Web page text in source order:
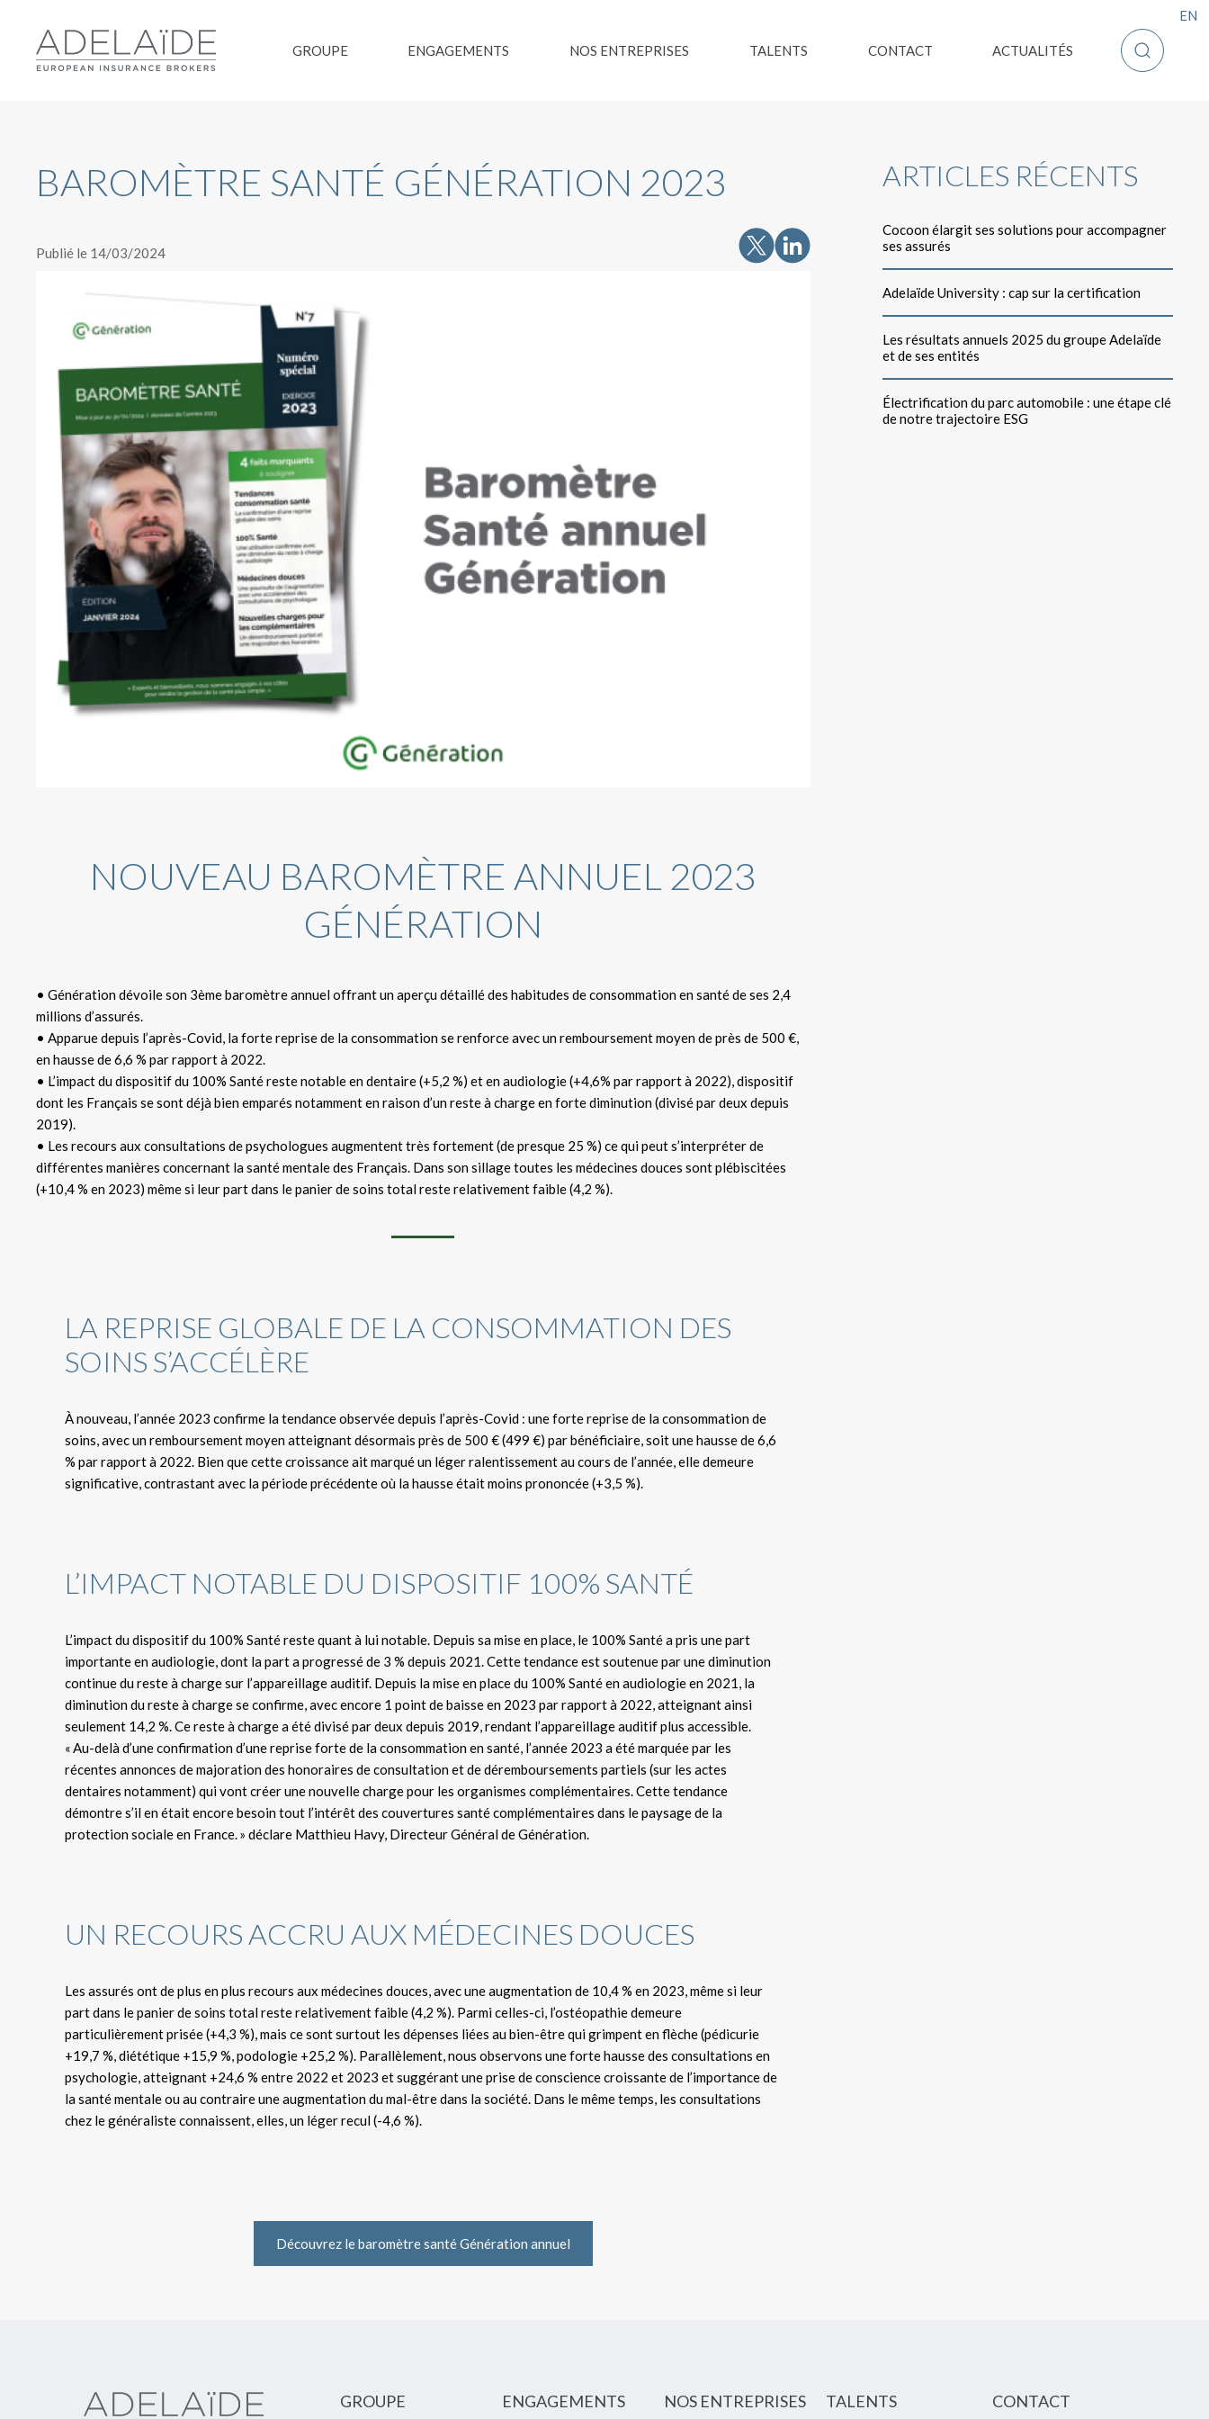
EN
GROUPE ENGAGEMENTS NOS ENTREPRISES TALENTS CONTACT ACTUALITÉS
Afficher la
BAROMÈTRE SANTÉ GÉNÉRATION 2023
Publié le 14/03/2024
NOUVEAU BAROMÈTRE ANNUEL 2023
GÉNÉRATION
• Génération dévoile son 3ème baromètre annuel offrant un aperçu détaillé des habitudes de consommation en santé de ses 2,4
millions d’assurés.
• Apparue depuis l’après-Covid, la forte reprise de la consommation se renforce avec un remboursement moyen de près de 500 €,
en hausse de 6,6 % par rapport à 2022.
• L’impact du dispositif du 100% Santé reste notable en dentaire (+5,2 %) et en audiologie (+4,6% par rapport à 2022), dispositif
dont les Français se sont déjà bien emparés notamment en raison d’un reste à charge en forte diminution (divisé par deux depuis
2019).
• Les recours aux consultations de psychologues augmentent très fortement (de presque 25 %) ce qui peut s’interpréter de
différentes manières concernant la santé mentale des Français. Dans son sillage toutes les médecines douces sont plébiscitées
(+10,4 % en 2023) même si leur part dans le panier de soins total reste relativement faible (4,2 %).
LA REPRISE GLOBALE DE LA CONSOMMATION DES
SOINS S’ACCÉLÈRE
À nouveau, l’année 2023 confirme la tendance observée depuis l’après-Covid : une forte reprise de la consommation de
soins, avec un remboursement moyen atteignant désormais près de 500 € (499 €) par bénéficiaire, soit une hausse de 6,6
% par rapport à 2022. Bien que cette croissance ait marqué un léger ralentissement au cours de l’année, elle demeure
significative, contrastant avec la période précédente où la hausse était moins prononcée (+3,5 %).
L’IMPACT NOTABLE DU DISPOSITIF 100% SANTÉ
L’impact du dispositif du 100% Santé reste quant à lui notable. Depuis sa mise en place, le 100% Santé a pris une part
importante en audiologie, dont la part a progressé de 3 % depuis 2021. Cette tendance est soutenue par une diminution
continue du reste à charge sur l’appareillage auditif. Depuis la mise en place du 100% Santé en audiologie en 2021, la
diminution du reste à charge se confirme, avec encore 1 point de baisse en 2023 par rapport à 2022, atteignant ainsi
seulement 14,2 %. Ce reste à charge a été divisé par deux depuis 2019, rendant l’appareillage auditif plus accessible.
« Au-delà d’une confirmation d’une reprise forte de la consommation en santé, l’année 2023 a été marquée par les
récentes annonces de majoration des honoraires de consultation et de déremboursements partiels (sur les actes
dentaires notamment) qui vont créer une nouvelle charge pour les organismes complémentaires. Cette tendance
démontre s’il en était encore besoin tout l’intérêt des couvertures santé complémentaires dans le paysage de la
protection sociale en France. » déclare Matthieu Havy, Directeur Général de Génération.
UN RECOURS ACCRU AUX MÉDECINES DOUCES
Les assurés ont de plus en plus recours aux médecines douces, avec une augmentation de 10,4 % en 2023, même si leur
part dans le panier de soins total reste relativement faible (4,2 %). Parmi celles-ci, l’ostéopathie demeure
particulièrement prisée (+4,3 %), mais ce sont surtout les dépenses liées au bien-être qui grimpent en flèche (pédicurie
+19,7 %, diététique +15,9 %, podologie +25,2 %). Parallèlement, nous observons une forte hausse des consultations en
psychologie, atteignant +24,6 % entre 2022 et 2023 et suggérant une prise de conscience croissante de l’importance de
la santé mentale ou au contraire une augmentation du mal-être dans la société. Dans le même temps, les consultations
chez le généraliste connaissent, elles, un léger recul (-4,6 %).
Découvrez le baromètre santé Génération annuel
ARTICLES RÉCENTS
Cocoon élargit ses solutions pour accompagner
ses assurés
Adelaïde University : cap sur la certification
Les résultats annuels 2025 du groupe Adelaïde
et de ses entités
Électrification du parc automobile : une étape clé
de notre trajectoire ESG
GROUPE ENGAGEMENTS NOS ENTREPRISES TALENTS CONTACT